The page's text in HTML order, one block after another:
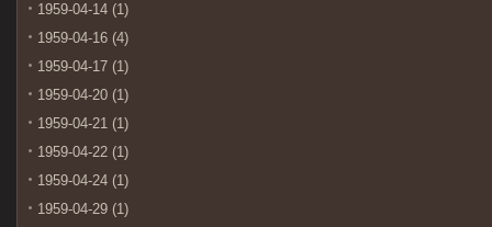
1959-04-14 (1)
1959-04-16 (4)
1959-04-17 (1)
1959-04-20 (1)
1959-04-21 (1)
1959-04-22 (1)
1959-04-24 (1)
1959-04-29 (1)